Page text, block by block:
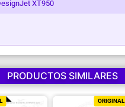
XT950
PRODUCTOS SIMILARES
ORIGINAL